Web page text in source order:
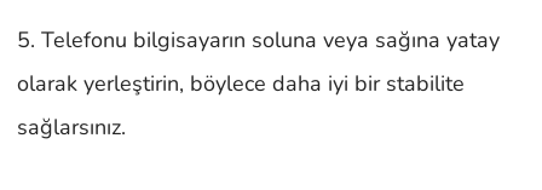
5. Telefonu bilgisayarın soluna veya sağına yatay
olarak yerleştirin, böylece daha iyi bir stabilite
sağlarsınız.